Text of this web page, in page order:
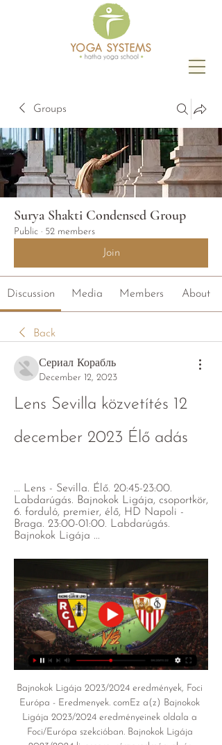
Groups
Surya Shakti Condensed Group
Public · 52 members
Join
Discussion Media Members About
Back
Сериал Корабль
December 12, 2023
Lens Sevilla közvetítés 12
december 2023 Élő adás
... Lens - Sevilla. Élő. 20:45-23:00.
Labdarúgás. Bajnokok Ligája, csoportkör,
6. forduló, premier, élő, HD Napoli -
Braga. 23:00-01:00. Labdarúgás.
Bajnokok Ligája ...
Bajnokok Ligája 2023/2024 eredmények, Foci
Európa - Eredmenyek. comEz a(z) Bajnokok
Ligája 2023/2024 eredményeinek oldala a
Foci/Európa szekcióban. Bajnokok Ligája